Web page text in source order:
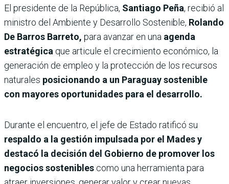
El presidente de la República, Santiago Peña, recibió al
ministro del Ambiente y Desarrollo Sostenible, Rolando
De Barros Barreto, para avanzar en una agenda
estratégica que articule el crecimiento económico, la
generación de empleo y la protección de los recursos
naturales posicionando a un Paraguay sostenible
con mayores oportunidades para el desarrollo.
Durante el encuentro, el jefe de Estado ratificó su
respaldo a la gestión impulsada por el Mades y
destacó la decisión del Gobierno de promover los
negocios sostenibles como una herramienta para